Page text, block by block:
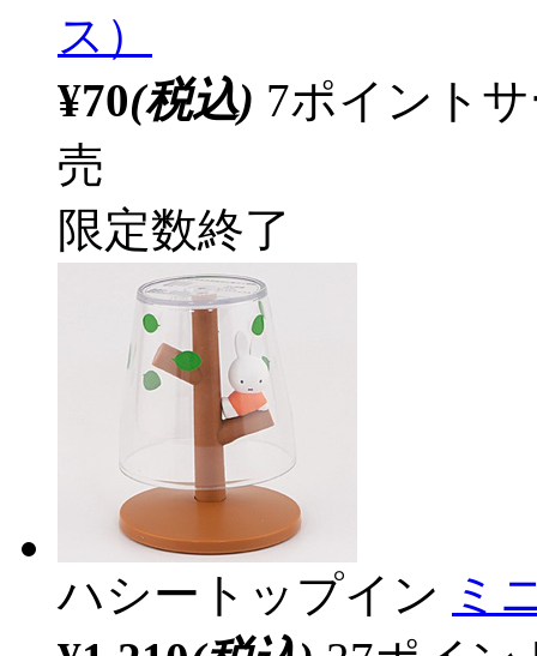
ス）
¥70(税込) 7ポイント
売
限定数終了
ハシートップイン ミ